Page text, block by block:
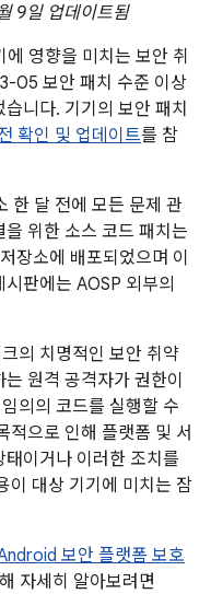
9일 업데이트됨
영향을 미치는 보안 취
05 보안 패치 수준 이상
니다. 기기의 보안 패치
확인 및 업데이트를 참
한 달 전에 모든 문제 관
위한 소스 코드 패치는
장소에 배포되었으며 이
판에는 AOSP 외부의
의 치명적인 보안 취약
원격 공격자가 권한이
의의 코드를 실행할 수
적으로 인해 플랫폼 및 서
이거나 이러한 조치를
이 대상 기기에 미치는 잠
보안 플랫폼 보호
자세히 알아보려면